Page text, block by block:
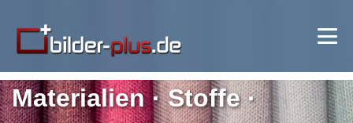
Materialien · Stoffe ·